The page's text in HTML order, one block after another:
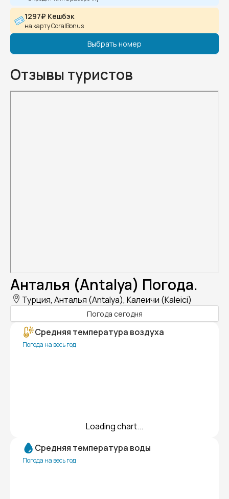
1297₽ Кешбэк
на карту CoralBonus
Выбрать номер
Отзывы туристов
Анталья (Antalya) Погода.
Турция, Анталья (Antalya), Калеичи (Kaleici)
Погода сегодня
Средняя температура воздуха
Погода на весь год
Loading chart...
Средняя температура воды
Погода на весь год